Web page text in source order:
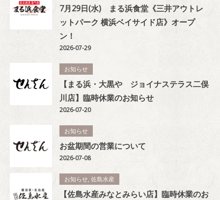
7月29日(水) まる浜食堂《三井アウトレ
ットパーク 横浜ベイサイド店》オープ
ン！
2026-07-29
お知らせ
【まる浜・大黒や ジョイナステラス二俣
川店】臨時休業のお知らせ
2026-07-20
お知らせ
お盆期間の営業について
2026-07-08
お知らせ, 佐島水産
【佐島水産みなとみらい店】臨時休業のお